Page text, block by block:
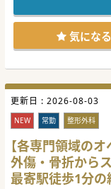
を選択でき、ワ
す。
■オンコールや当
来診療に専念でき
■効率的なクリニ
発生せず、ワー
す。
■予約システムや
診療と患者対応が
■医師とコメディ
懇親会も催されて
【具体的な業務内
■若年層の居住も
科領域を中心とし
ます。
気になる
更新日 : 2026-08-03
NEW 常勤 整形外科
【各専門領域の
外傷・骨折から
最寄駅徒歩1分の